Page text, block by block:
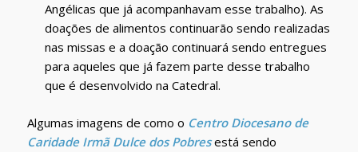
Angélicas que já acompanhavam esse trabalho). As
doações de alimentos continuarão sendo realizadas
nas missas e a doação continuará sendo entregues
para aqueles que já fazem parte desse trabalho
que é desenvolvido na Catedral.
Algumas imagens de como o Centro Diocesano de
Caridade Irmã Dulce dos Pobresestá sendo